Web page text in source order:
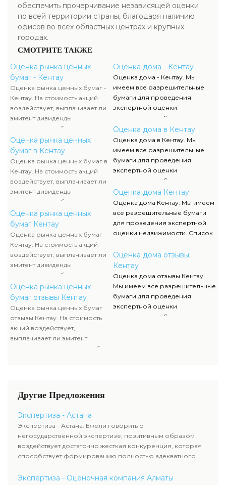
обеспечить прочерчивание независящей оценки
по всей территории страны, благодаря наличию
офисов во всех областных центрах и крупных
городах.
СМОТРИТЕ ТАКЖЕ
Оценка рынка ценных
бумаг - Кентау
Оценка рынка ценных бумаг -
Кентау. На стоимость акций
воздействует, выплачивает ли
эмитент дивиденды
акционерам либо проценты по
облигациям, какой размер
данных выплат. Определение
прибыльности акций считается
составляющей рыночной
стоимости и используется
оценщиком наряду с оценкой
имущества компании-эмитента,
чтоб узнать настоящую
стоимость ценных бумаг.
Оценка рынка ценных
бумаг в Кентау
Оценка рынка ценных бумаг в
Кентау. На стоимость акций
воздействует, выплачивает ли
эмитент дивиденды
акционерам либо проценты по
облигациям, какой размер
данных выплат. Определение
прибыльности акций считается
составляющей рыночной
стоимости и используется
оценщиком наряду с оценкой
имущества компании-эмитента,
чтоб узнать настоящую
стоимость ценных бумаг.
Оценка рынка ценных
бумаг Кентау
Оценка рынка ценных бумаг
Кентау. На стоимость акций
воздействует, выплачивает ли
эмитент дивиденды
акционерам либо проценты по
облигациям, какой размер
данных выплат. Определение
прибыльности акций считается
составляющей рыночной
стоимости и используется
оценщиком наряду с оценкой
имущества компании-эмитента,
Оценка рынка ценных
бумаг отзывы Кентау
Оценка рынка ценных бумаг
отзывы Кентау. На стоимость
акций воздействует,
выплачивает ли эмитент
дивиденды акционерам либо
рыночной стоимости и
наряду с оценкой имущества
компании-эмитента, чтоб
узнать настоящую стоимость
ценных бумаг.
Оценка дома - Кентау
Оценка дома - Кентау. Мы
имеем все разрешительные
бумаги для проведения
экспертной оценки
недвижимости. Список данных
документов, их отображение и
сканы можно отыскать в
разделе нашего сайта.
Оценка дома в Кентау
Оценка дома в Кентау. Мы
имеем все разрешительные
бумаги для проведения
экспертной оценки
недвижимости. Список данных
документов, их отображение и
сканы можно отыскать в
разделе нашего сайта.
Оценка дома Кентау
Оценка дома Кентау. Мы имеем
все разрешительные бумаги
для проведения экспертной
оценки недвижимости. Список
отображение и сканы можно
отыскать в разделе нашего
сайта.
Оценка дома отзывы
Кентау
Оценка дома отзывы Кентау.
Мы имеем все разрешительные
бумаги для проведения
экспертной оценки
недвижимости. Список данных
Другие Предложения
Экспертиза - Астана
Экспертиза - Астана. Ежели говорить о
негосударственной экспертизе, позитивным образом
воздействует достаточно жесткая конкуренция, которая
способствует формированию полностью адекватного
Экспертиза - Оценочная компания Алматы